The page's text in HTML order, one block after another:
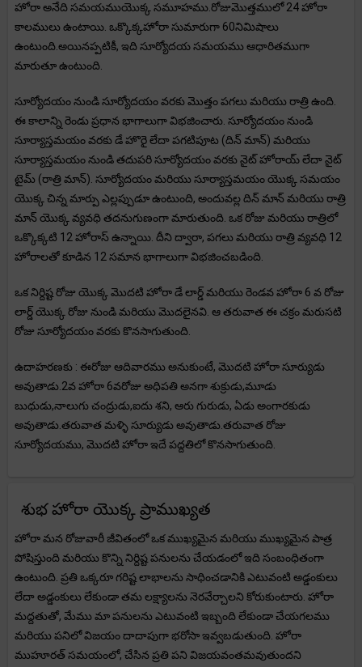
హోరా అనేది సమయముయొక్క సమూహము.రోజుమొత్తములో 24 హోరా
కాలములు ఉంటాయి. ఒక్కొక్కహోరా సుమారుగా 60నిమిషాలు
ఉంటుంది.అయినప్పటికీ, ఇది సూర్యోదయ సమయము ఆధారితముగా
మారుతూ ఉంటుంది.
సూర్యోదయం నుండి సూర్యోదయం వరకు మొత్తం పగలు మరియు రాత్రి ఉంది.
ఈ కాలాన్ని రెండు ప్రధాన భాగాలుగా విభజించారు. సూర్యోదయం నుండి
సూర్యాస్తమయం వరకు డే హొరై లేదా పగటిపూట (దిన్ మాన్) మరియు
సూర్యాస్తమయం నుండి తదుపరి సూర్యోదయం వరకు నైట్ హోరాయ్ లేదా నైట్
టైమ్ (రాత్రి మాన్). సూర్యోదయం మరియు సూర్యాస్తమయం యొక్క సమయం
యొక్క చిన్న మార్పు ఎల్లప్పుడూ ఉంటుంది, అందువల్ల దిన్ మాన్ మరియు రాత్రి
మాన్ యొక్క వ్యవధి తదనుగుణంగా మారుతుంది. ఒక రోజు మరియు రాత్రిలో
ఒక్కొక్కటి 12 హోరాస్ ఉన్నాయి. దీని ద్వారా, పగలు మరియు రాత్రి వ్యవధి 12
హోరాలతో కూడిన 12 సమాన భాగాలుగా విభజించబడింది.
ఒక నిర్దిష్ట రోజు యొక్క మొదటి హోరా డే లార్డ్ మరియు రెండవ హోరా 6 వ రోజు
లార్డ్ యొక్క రోజు నుండి మరియు మొదలైనవి. ఆ తరువాత ఈ చక్రం మరుసటి
రోజు సూర్యోదయం వరకు కొనసాగుతుంది.
ఉదాహరణకు : ఈరోజు ఆదివారము అనుకుంటే, మొదటి హోరా సూర్యుడు
అవుతాడు.2వ హోరా 6వరోజు అధిపతి అనగా శుక్రుడు,మూడు
బుధుడు,నాలుగు చంద్రుడు,ఐదు శని, ఆరు గురుడు, ఏడు అంగారకుడు
అవుతాడు.తరువాత మళ్ళి సూర్యుడు అవుతాడు.తరువాత రోజు
సూర్యోదయము, మొదటి హోరా ఇదే పద్దతిలో కొనసాగుతుంది.
శుభ హోరా యొక్క ప్రాముఖ్యత
హోరా మన రోజువారీ జీవితంలో ఒక ముఖ్యమైన మరియు ముఖ్యమైన పాత్ర
పోషిస్తుంది మరియు కొన్ని నిర్దిష్ట పనులను చేయడంలో ఇది సంబంధితంగా
ఉంటుంది. ప్రతి ఒక్కరూ గరిష్ట లాభాలను సాధించడానికి ఎటువంటి అడ్డంకులు
లేదా అడ్డంకులు లేకుండా తమ లక్ష్యాలను నెరవేర్చాలని కోరుకుంటారు. హోరా
మద్దతుతో, మేము మా పనులను ఎటువంటి ఇబ్బంది లేకుండా చేయగలము
మరియు పనిలో విజయం దాదాపుగా భరోసా ఇవ్వబడుతుంది. హోరా
ముహూరత్ సమయంలో, చేసిన ప్రతి పని విజయవంతమవుతుందని